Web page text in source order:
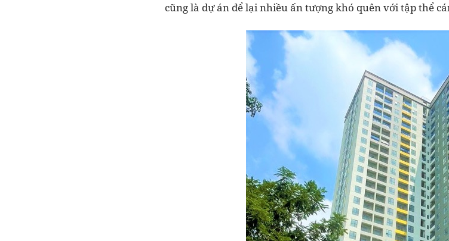
cũng là dự án để lại nhiều ấn tượng khó quên với tập thể